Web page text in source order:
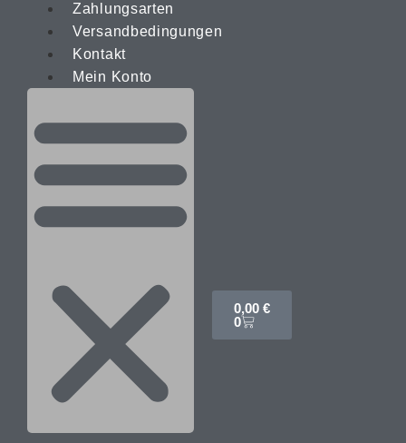
Zahlungsarten
Versandbedingungen
Kontakt
Mein Konto
0,00 €
0